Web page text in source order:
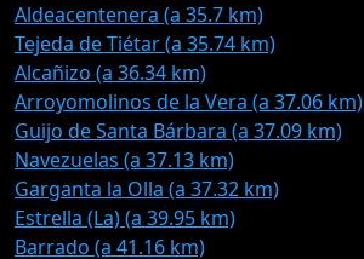
Aldeacentenera (a 35.7 km)
Tejeda de Tiétar (a 35.74 km)
Alcañizo (a 36.34 km)
Arroyomolinos de la Vera (a 37.06 km)
Guijo de Santa Bárbara (a 37.09 km)
Navezuelas (a 37.13 km)
Garganta la Olla (a 37.32 km)
Estrella (La) (a 39.95 km)
Barrado (a 41.16 km)